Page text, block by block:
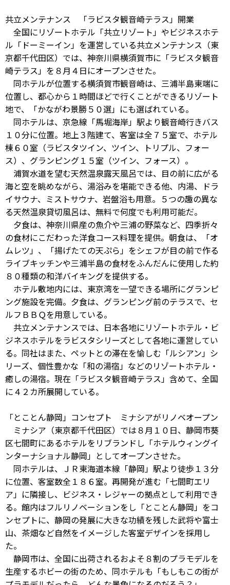
共立メンテナンス 「ラビスタ観音崎テラス」開業
全国にリゾートホテル「共立リゾート」やビジネスホテ
ル「ドーミーイン」を運営している共立メンテナンス（東
京都千代田区）では、神奈川県横須賀市に「ラビスタ観音
崎テラス」を８月４日にオープンさせた。
同ホテルが位置する横須賀市観音崎は、三浦半島東端に
位置し、都心から１時間ほどで行くことができるリゾート
地で、「かながわ景勝５０選」にも選ばれている。
同ホテルは、京急線「馬堀海岸」駅より観音崎行きバス
１０分に位置。地上３階建て、客室は全７５室で、ホテル
棟６０室（ラビスタツイン、ツイン、トリプル、フォー
ス）、グランピング１５室（ツイン、フォース）。
浦賀水道を望む天然温泉露天風呂では、目の前に広がる
海と空を眺めながら、湯浴みを堪能できる他、内湯、ドラ
イサウナ、ミストサウナ、岩盤浴も用意。５つの趣の異な
る天然温泉貸切風呂は、無料で何度でも利用可能だ。
夕食は、神奈川県産の魚介や三浦の野菜など、四季折々
の食材にこだわった洋食コース料理を提供。朝食は、「オ
ムレツ」、「揚げたての天ぷら」をシェフが目の前で作る
ライブキッチンや三浦半島の食材をふんだんに使用した約
８０種類の和洋バイキングを提供する。
ホテル敷地内には、東京湾を一望できる場所にグランピ
ング施設を完備。夕食は、グランピング前のテラスで、セ
ルフＢＢＱを用意している。
共立メンテナンスでは、日本各地にリゾートホテル・ビ
ジネスホテルをラビスタシリーズとして各地に運営してい
る。同社はまた、ペットとの滞在を愉しむ「ルシアン」シ
リーズ、個性豊かな「和の湯宿」などのリゾートホテル・
癒しの湯宿。現在「ラビスタ観音崎テラス」含めて、全国
に４２カ所展開している。
「とことん静岡」コンセプト ミナシアがリノベオープン
ミナシア（東京都千代田区）では８月１０日、静岡市葵
区七間町にあるホテルをリブランドし「ホテルウィングイ
ンターナショナル静岡」としてオープンさせた。
同ホテルは、ＪＲ東海道本線「静岡」駅より徒歩１３分
に位置、客室数全１８６室。再開発が進む「七間町エリ
ア」に隣接し、ビジネス・レジャーの拠点として利用でき
る。館内はフルリノベーションをし「とことん静岡」をコ
ンセプトに、静岡の発展に大きな功績を残した武将や富士
山、茶畑など自然をイメージした客室デザインを採用し
た。
静岡市は、全国に出荷されるおよそ８割のプラモデルを
生産するホビーの街のため、同ホテルも「もしもこの街が